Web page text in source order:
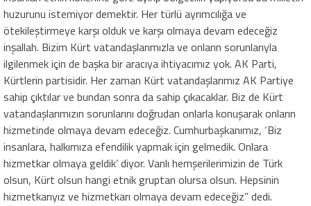
huzurunu istemiyor demektir. Her türlü ayrımcılığa ve
ötekileştirmeye karşı olduk ve karşı olmaya devam edeceğiz
inşallah. Bizim Kürt vatandaşlarımızla ve onların sorunlarıyla
ilgilenmek için de başka bir aracıya ihtiyacımız yok. AK Parti,
Kürtlerin partisidir. Her zaman Kürt vatandaşlarımız AK Partiye
sahip çıktılar ve bundan sonra da sahip çıkacaklar. Biz de Kürt
vatandaşlarımızın sorunlarını doğrudan onlarla konuşarak onların
hizmetinde olmaya devam edeceğiz. Cumhurbaşkanımız, ‘Biz
insanlara, halkımıza efendilik yapmak için gelmedik. Onlara
hizmetkar olmaya geldik’ diyor. Vanlı hemşerilerimizin de Türk
olsun, Kürt olsun hangi etnik gruptan olursa olsun. Hepsinin
hizmetkarıyız ve hizmetkarı olmaya devam edeceğiz” dedi.